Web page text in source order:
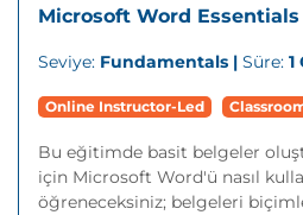
Microsoft Word Essentials
Seviye: Fundamentals | Süre: 1
Online Instructor-Led
Bu eğitimde basit belgeler
için Microsoft Word'ü nasıl
öğreneceksiniz; belgeleri